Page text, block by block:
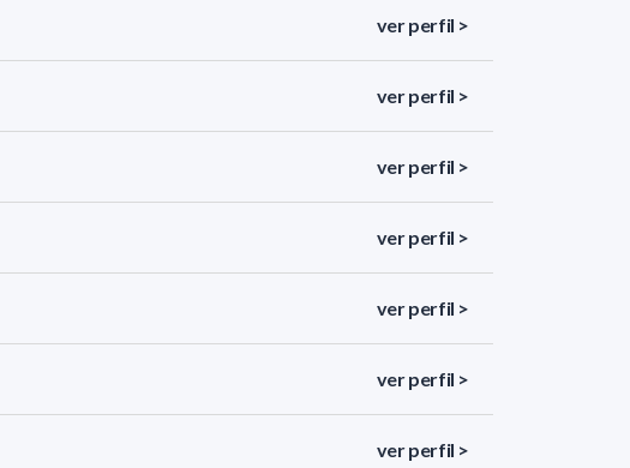
ver perfil >
ver perfil >
ver perfil >
ver perfil >
ver perfil >
ver perfil >
ver perfil >